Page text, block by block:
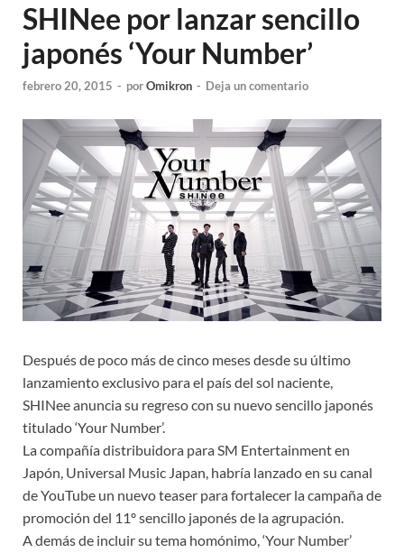
SHINee por lanzar sencillo
japonés ‘Your Number’
febrero 20, 2015 - porOmikron - Deja un comentario
Después de poco más de cinco meses desde su último
lanzamiento exclusivo para el país del sol naciente,
SHINee anuncia su regreso con su nuevo sencillo japonés
titulado ‘Your Number’.
La compañía distribuidora para SM Entertainment en
Japón, Universal Music Japan, habría lanzado en su canal
de YouTube un nuevo teaser para fortalecer la campaña de
promoción del 11º sencillo japonés de la agrupación.
A demás de incluir su tema homónimo, ‘Your Number’